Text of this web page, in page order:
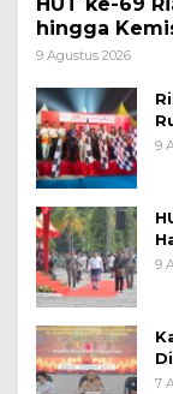
HUT ke-69
hingga
9 Agustus 2026
9
9
7